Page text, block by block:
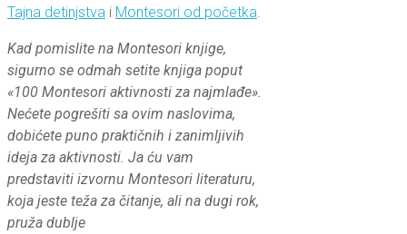
Tajna detinjstva i Montesori od početka
Kad pomislite na Montesori knjige,
sigurno se odmah setite knjiga poput
«100 Montesori aktivnosti za najmlađe».
Nećete pogrešiti sa ovim naslovima,
dobićete puno praktičnih i zanimljivih
ideja za aktivnosti. Ja ću vam
predstaviti izvornu Montesori literaturu,
koja jeste teža za čitanje, ali na dugi rok,
pruža dublje